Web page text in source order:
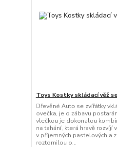
Toys Kostky skládací věž
Dřevěné Auto se zvířátky
ovečka, je o zábavu
vlečkou je dokonalou
na tahání, která hravě rozvíjí
v příjemných pastelových a
roztomilou o...